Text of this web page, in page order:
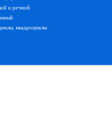
и речной
квадроциклы